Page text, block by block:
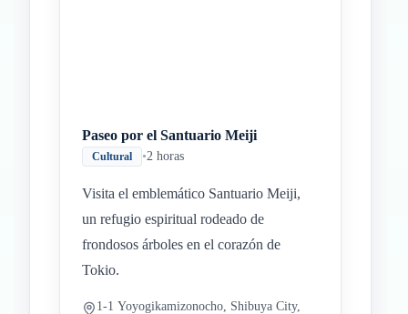
Paseo por el Santuario Meiji
Cultural •2 horas
Visita el emblemático Santuario Meiji,
un refugio espiritual rodeado de
frondosos árboles en el corazón de
Tokio.
1-1 Yoyogikamizonocho, Shibuya City,